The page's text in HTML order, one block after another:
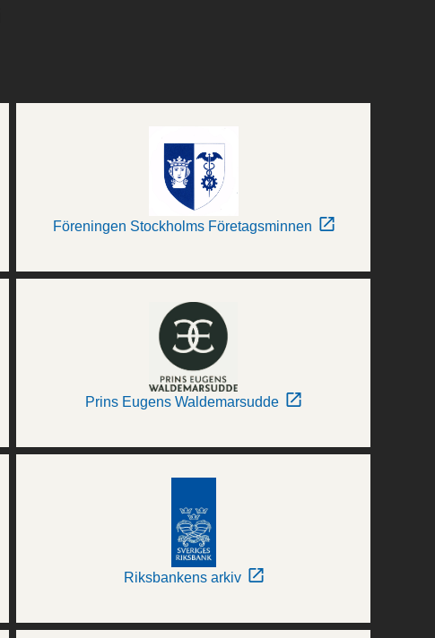
Föreningen Stockholms Företagsminnen
Prins Eugens Waldemarsudde
Riksbankens arkiv